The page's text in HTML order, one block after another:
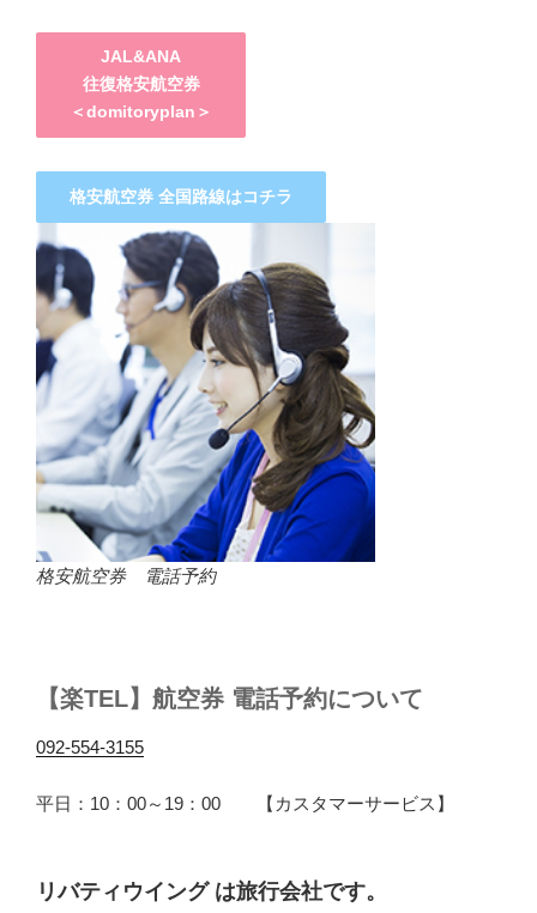
JAL&ANA
往復格安航空券
＜domitoryplan＞
格安航空券 全国路線はコチラ
格安航空券 電話予約
【楽TEL】航空券 電話予約について
092-554-3155
平日：10：00～19：00 【カスタマーサービス】
リバティウイング は旅行会社です。